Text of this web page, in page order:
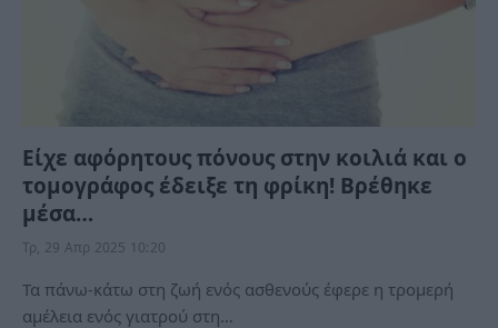
Είχε αφόρητους πόνους στην κοιλιά και ο
τομογράφος έδειξε τη φρίκη! Βρέθηκε
μέσα…
Τρ, 29 Απρ 2025 10:20
Τα πάνω-κάτω στη ζωή ενός ασθενούς έφερε η τρομερή
αμέλεια ενός γιατρού στη…